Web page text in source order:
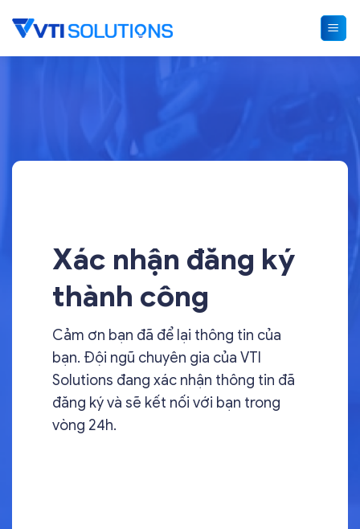
Xác nhận đăng ký
thành công
Cảm ơn bạn đã để lại thông tin của
bạn. Đội ngũ chuyên gia của VTI
Solutions đang xác nhận thông tin đã
đăng ký và sẽ kết nối với bạn trong
vòng 24h.